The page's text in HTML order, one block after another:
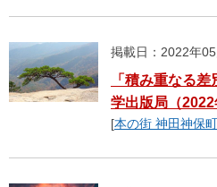
掲載日：2022年
「積み重なる
学出版局（2022
[本の街 神田神保